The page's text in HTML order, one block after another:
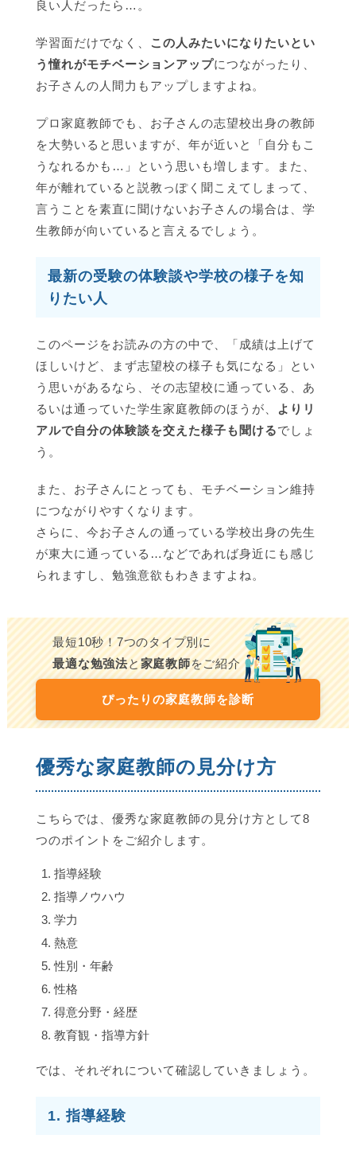
良い人だったら…。
学習面だけでなく、 この人みたいになりたいとい
う憧れがモチベーションアップにつながったり、
お子さんの人間力もアップしますよね。
プロ家庭教師でも、お子さんの志望校出身の教師
を大勢いると思いますが、年が近いと「自分もこ
うなれるかも…」という思いも増します。また、
年が離れていると説教っぽく聞こえてしまって、
言うことを素直に聞けないお子さんの場合は、学
生教師が向いていると言えるでしょう。
最新の受験の体験談や学校の様子を知
りたい人
このページをお読みの方の中で、「成績は上げて
ほしいけど、まず志望校の様子も気になる」とい
う思いがあるなら、その志望校に通っている、あ
るいは通っていた学生家庭教師のほうが、
よりリ
アルで自分の体験談を交えた様子も聞けるでしょ
う。
また、お子さんにとっても、モチベーション維持
につながりやすくなります。
さらに、今お子さんの通っている学校出身の先生
が東大に通っている…などであれば身近にも感じ
られますし、勉強意欲もわきますよね。
最短10秒！7つのタイプ別に
最適な勉強法と家庭教師をご紹介
ぴったりの家庭教師を診断
優秀な家庭教師の見分け方
こちらでは、優秀な家庭教師の見分け方として8
つのポイントをご紹介します。
指導経験
指導ノウハウ
学力
熱意
性別・年齢
性格
得意分野・経歴
教育観・指導方針
では、それぞれについて確認していきましょう。
1. 指導経験